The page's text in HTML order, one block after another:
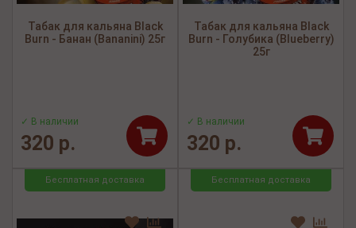
Табак для кальяна Black
Burn - Банан (Bananini) 25г
✓ В наличии
320 р.
Табак для кальяна Black
Burn - Голубика (Blueberry)
25г
✓ В наличии
320 р.
Бесплатная доставка Бесплатная доставка